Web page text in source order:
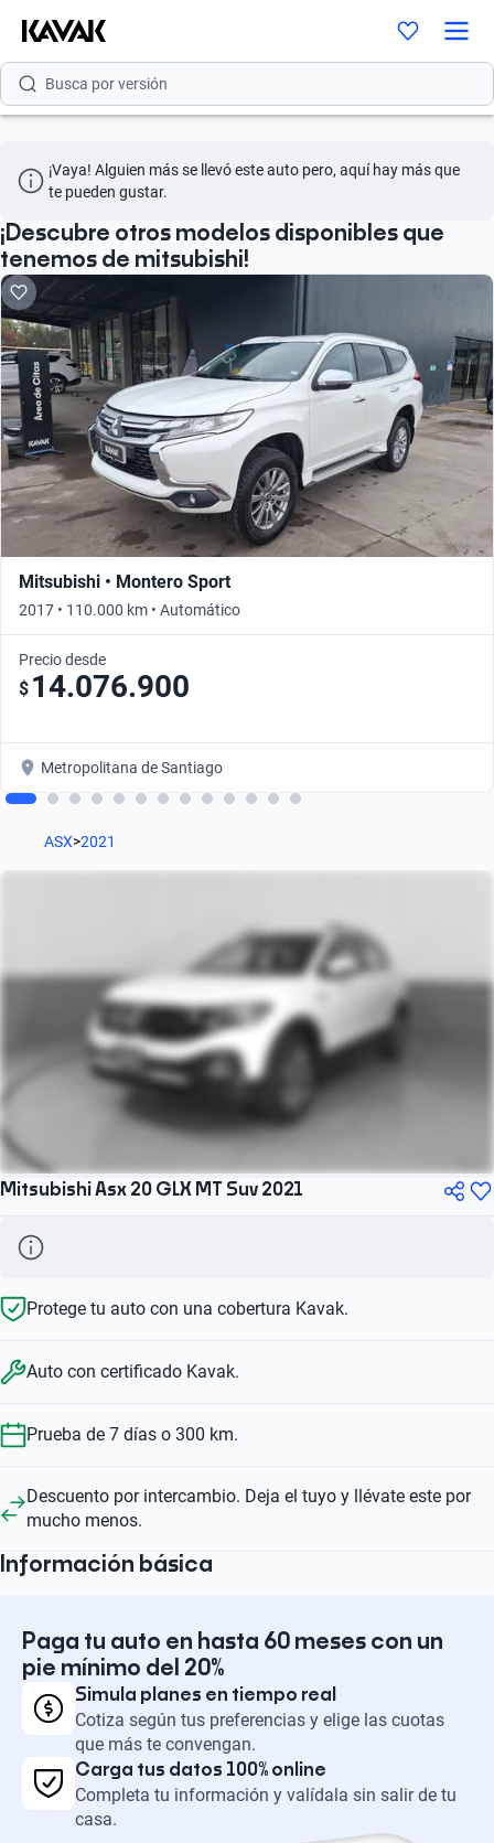
Busca por modelo
Busca por versión
Busca por marca
Busca por modelo
Busca por versión
Busca por año
¡Vaya! Alguien más se llevó este auto pero, aquí hay más que
te pueden gustar.
¡Descubre otros modelos disponibles que
tenemos de mitsubishi!
Mitsubishi • Montero Sport
2017 • 110.000 km • Automático
Precio desde
$ 14.076.900
Metropolitana de Santiago
ASX>2021
Mitsubishi Asx 20 GLX MT Suv 2021
Protege tu auto con una cobertura Kavak.
Auto con certificado Kavak.
Prueba de 7 días o 300 km.
Descuento por intercambio. Deja el tuyo y llévate este por
mucho menos.
Información básica
Paga tu auto en hasta 60 meses con un
pie mínimo del 20%
Simula planes en tiempo real
Cotiza según tus preferencias y elige las cuotas
que más te convengan.
Carga tus datos 100% online
Completa tu información y valídala sin salir de tu
casa.